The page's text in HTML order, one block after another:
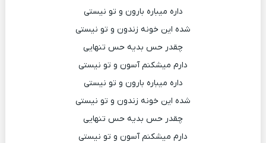
داره میباره بارون و تو نیستی
شده این خونه زندون و تو نیستی
چقدر حس بدیه حس تنهایی
دارم میشکنم آسون و تو نیستی
داره میباره بارون و تو نیستی
شده این خونه زندون و تو نیستی
چقدر حس بدیه حس تنهایی
دارم میشکنم آسون و تو نیستی